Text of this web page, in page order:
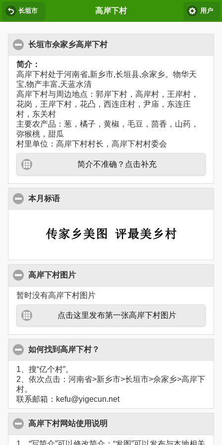
长垣市 高岸下村 用户
长垣市佘家乡高岸下村
简介：
高岸下村处于河南省,新乡市,长垣县,佘家乡。物华天
宝,物产丰富,天蓝水清
高岸下村与周边地点：郭岸下村，高岸村，王岸村，
花岗，王岸下村，花凸，西连庄村，尹庙，东连庄
村，东关村
主要农产品：葱，橘子，黄椒，毛豆，茴香，山药，
弥猴桃，甜瓜
村里单位：高岸下村村长，高岸下村村委会
简介不准确？点击补充
本月标语
高岸下村图片
暂时没有高岸下村图片
点击这里发布第一张高岸下村图片
如何找到高岸下村？
1、搜“亿个村”。
2、依次点击：河南省>新乡市>长垣市>佘家乡>高岸下
村。
联系邮箱：kefu@yigecun.net
高岸下村网站使用说明